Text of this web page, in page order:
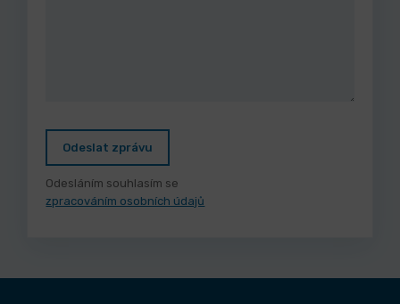
Odeslat zprávu
Odesláním souhlasím se
zpracováním osobních údajů